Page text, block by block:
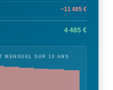
−11 485 €
4 485 €
MENSUEL SUR 10 ANS